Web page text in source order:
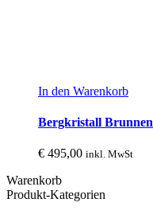
In den Warenkorb
Bergkristall Brunnen
€ 495,00 inkl. MwSt
Warenkorb
Produkt-Kategorien